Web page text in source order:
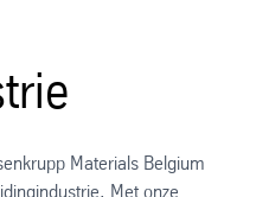
Materials Belgium
Met onze